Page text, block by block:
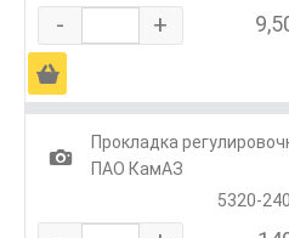
- +
Ä
1
Прокладка
ПАО КамАЗ
5320-